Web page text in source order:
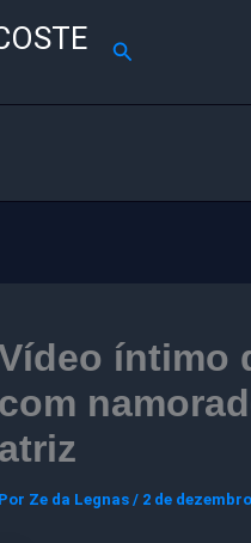
Pesquisar
íntimo
com
atriz
Por Ze da Legnas / 2 de